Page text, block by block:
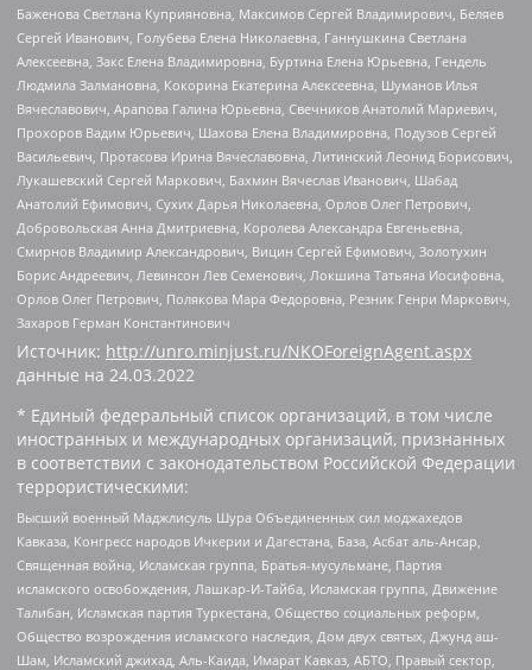
Баженова Светлана Куприяновна, Максимов Сергей Владимирович, Беляев
Сергей Иванович, Голубева Елена Николаевна, Ганнушкина Светлана
Алексеевна, Закс Елена Владимировна, Буртина Елена Юрьевна, Гендель
Людмила Залмановна, Кокорина Екатерина Алексеевна, Шуманов Илья
Вячеславович, Арапова Галина Юрьевна, Свечников Анатолий Мариевич,
Прохоров Вадим Юрьевич, Шахова Елена Владимировна, Подузов Сергей
Васильевич, Протасова Ирина Вячеславовна, Литинский Леонид Борисович,
Лукашевский Сергей Маркович, Бахмин Вячеслав Иванович, Шабад
Анатолий Ефимович, Сухих Дарья Николаевна, Орлов Олег Петрович,
Добровольская Анна Дмитриевна, Королева Александра Евгеньевна,
Смирнов Владимир Александрович, Вицин Сергей Ефимович, Золотухин
Борис Андреевич, Левинсон Лев Семенович, Локшина Татьяна Иосифовна,
Орлов Олег Петрович, Полякова Мара Федоровна, Резник Генри Маркович,
Захаров Герман Константинович
Источник: http://unro.minjust.ru/NKOForeignAgent.aspx
данные на 24.03.2022
* Единый федеральный список организаций, в том числе
иностранных и международных организаций, признанных
в соответствии с законодательством Российской Федерации
террористическими:
Высший военный Маджлисуль Шура Объединенных сил моджахедов
Кавказа, Конгресс народов Ичкерии и Дагестана, База, Асбат аль-Ансар,
Священная война, Исламская группа, Братья-мусульмане, Партия
исламского освобождения, Лашкар-И-Тайба, Исламская группа, Движение
Талибан, Исламская партия Туркестана, Общество социальных реформ,
Общество возрождения исламского наследия, Дом двух святых, Джунд аш-
Шам, Исламский джихад, Аль-Каида, Имарат Кавказ, АБТО, Правый сектор,